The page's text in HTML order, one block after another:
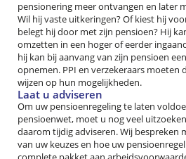
pensionering meer ontvangen en later
Wil hij vaste uitkeringen? Of kiest hij
belegt hij door met zijn pensioen? Hij
omzetten in een hoger of eerder
hij kan bij aanvang van zijn pensioen
opnemen. PPI en verzekeraars moeten
wijzen op hun mogelijkheden.
Laat u adviseren
Om uw pensioenregeling te laten
pensioenwet, moet u nog veel
daarom tijdig adviseren. Wij bespreken
van uw keuzes en hoe uw